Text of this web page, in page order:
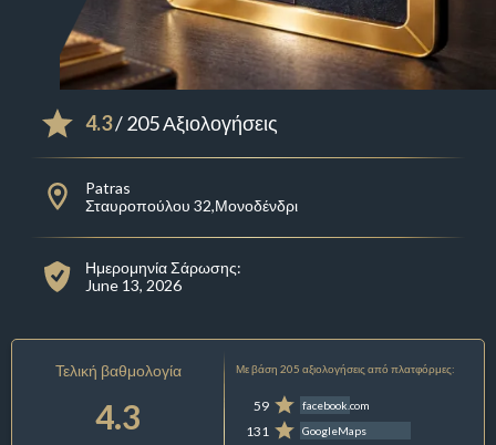
4.3/ 205 Αξιολογήσεις
Patras
Σταυροπούλου 32,Μονοδένδρι
Ημερομηνία Σάρωσης:
June 13, 2026
Τελική βαθμολογία
4.3
Με βάση 205 αξιολογήσεις από πλατφόρμες:
59 facebook.com
131 GoogleMaps